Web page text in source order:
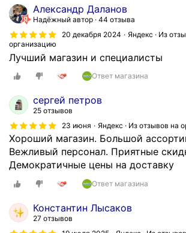
Александр Даланов
Надёжный автор 44 отзыва
20 декабря 2024
Яндекс · Из
организацию
Лучший магазин и специалисты
Ответ магазина
сергей петров
25 отзывов
23 июня
Яндекс · Из отзывов на
Хороший магазин. Большой
Вежливый персонал. Приятные
Демократичные цены на доставку
Ответ магазина
Константин Лысаков
27 отзывов